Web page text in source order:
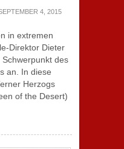
4, 2015
in extremen
Direktor Dieter
Schwerpunkt des
an. In diese
Herzogs
of the Desert)